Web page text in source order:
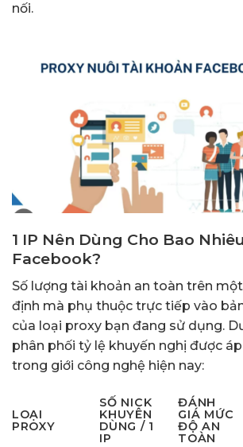
nối.
1 IP Nên Dùng Cho Bao
Facebook?
Số lượng tài khoản an toàn trên
định mà phụ thuộc trực tiếp vào
của loại proxy bạn đang sử dụng.
phân phối tỷ lệ khuyến nghị được
trong giới công nghệ hiện nay:
LOẠI
PROXY
SỐ NICK
KHUYÊN
DÙNG / 1
IP
ĐÁNH
GIÁ MỨC
ĐỘ AN
TOÀN